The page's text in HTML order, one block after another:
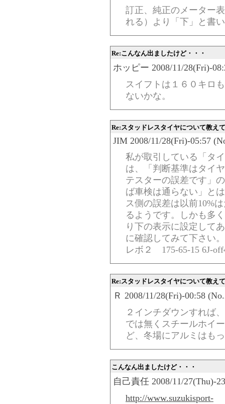
訂正、純正のメーター
れる）より「下」と書
Re:こんなん出ましたけど・・・
ホッピー 2008/11/28(Fri)-
スイフトは１６０キロ
ないかな。
Re:スタッドレスタイヤについて教え
JIM 2008/11/28(Fri)-05:57
私が取引している「タ
は、「判断基準はタイ
テスターの誤差です」
ば車検は通らない」と
ス側の誤差は以前10%
るようです。しかも多
り下の表示に設定して
に確認してみて下さい
レボ２ 175-65-15 6J-
Re:スタッドレスタイヤについて教え
Ｒ 2008/11/28(Fri)-00:58
２インチダウンすれば
では無くスチールホイ
ど、冬場にアルミはも
こんなん出ましたけど・・・
自己責任 2008/11/27(Thu)-
http://www.suzukisport-